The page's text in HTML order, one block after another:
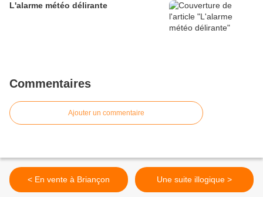
L'alarme météo délirante
Commentaires
Ajouter un commentaire
< En vente à Briançon Une suite illogique >